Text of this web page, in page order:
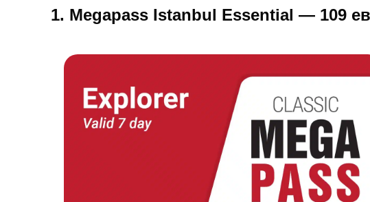
1. Megapass Istanbul Essential — 109